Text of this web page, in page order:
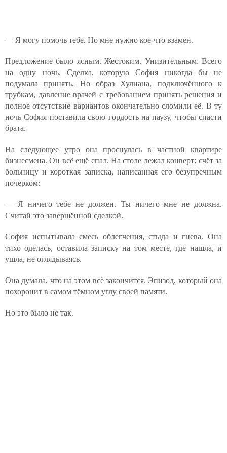
— Я могу помочь тебе. Но мне нужно кое-что взамен.
Предложение было ясным. Жестоким. Унизительным. Всего
на одну ночь. Сделка, которую София никогда бы не
подумала принять. Но образ Хулиана, подключённого к
трубкам, давление врачей с требованием принять решения и
полное отсутствие вариантов окончательно сломили её. В ту
ночь София поставила свою гордость на паузу, чтобы спасти
брата.
На следующее утро она проснулась в частной квартире
бизнесмена. Он всё ещё спал. На столе лежал конверт: счёт за
больницу и короткая записка, написанная его безупречным
почерком:
— Я ничего тебе не должен. Ты ничего мне не должна.
Считай это завершённой сделкой.
София испытывала смесь облегчения, стыда и гнева. Она
тихо оделась, оставила записку на том месте, где нашла, и
ушла, не оглядываясь.
Она думала, что на этом всё закончится. Эпизод, который она
похоронит в самом тёмном углу своей памяти.
Но это было не так.